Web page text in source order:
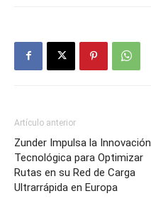
Artículo anterior
Zunder Impulsa la Innovación
Tecnológica para Optimizar
Rutas en su Red de Carga
Ultrarrápida en Europa